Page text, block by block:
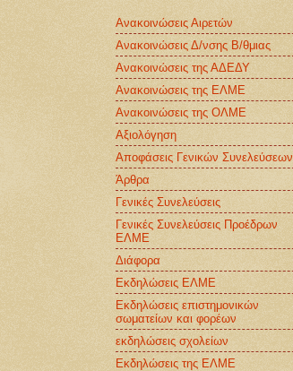
Ανακοινώσεις Αιρετών
Ανακοινώσεις Δ/νσης Β/θμιας
Ανακοινώσεις της ΑΔΕΔΥ
Ανακοινώσεις της ΕΛΜΕ
Ανακοινώσεις της ΟΛΜΕ
Αξιολόγηση
Αποφάσεις Γενικών Συνελεύσεων
Άρθρα
Γενικές Συνελεύσεις
Γενικές Συνελεύσεις Προέδρων
ΕΛΜΕ
Διάφορα
Εκδηλώσεις ΕΛΜΕ
Εκδηλώσεις επιστημονικών
σωματείων και φορέων
εκδηλώσεις σχολείων
Εκδηλώσεις της ΕΛΜΕ